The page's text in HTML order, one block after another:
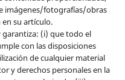
imágenes/fotografías/obras
su artículo.
garantiza: (i) que todo el
con las disposiciones
de cualquier material
y derechos personales en la